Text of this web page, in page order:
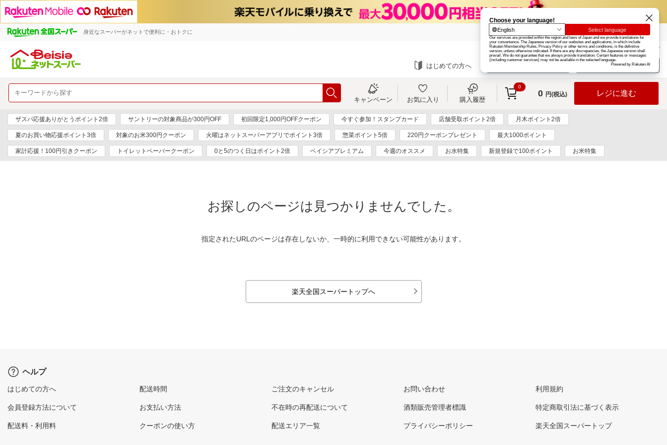
身近なスーパーがネットで便利に・おトクに 楽天グループ カード
お知らせ ヘルプ
はじめての方へ ログイン
キャンペーン お気に入り 購入履歴
0
0 円(税込) レジに進む
ザスパ応援ありがとうポイント2倍 サントリーの対象商品が300円OFF 初回限定1,000円OFFクーポン 今すぐ参加！スタンプカード 店舗受取ポイント2倍 月木ポイント2倍
夏のお買い物応援ポイント3倍 対象のお米300円クーポン 火曜はネットスーパーアプリでポイント3倍 惣菜ポイント5倍 220円クーポンプレゼント 最大1000ポイント
家計応援！100円引きクーポン トイレットペーパークーポン 0と5のつく日はポイント2倍 ベイシアプレミアム 今週のオススメ お水特集 新規登録で100ポイント お米特集
お探しのページは見つかりませんでした。
指定されたURLのページは存在しないか、一時的に利用できない可能性があります。
楽天全国スーパートップへ
ヘルプ
はじめての方へ
会員登録方法について
配送料・利用料
配送時間
お支払い方法
クーポンの使い方
ご注文のキャンセル
不在時の再配送について
配送エリア一覧
お問い合わせ
酒類販売管理者標識
プライバシーポリシー
利用規約
特定商取引法に基づく表示
楽天全国スーパートップ